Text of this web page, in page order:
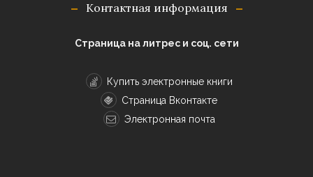
Контактная информация
Страница на литрес и соц. сети
Купить электронные книги
Страница Вконтакте
Электронная почта